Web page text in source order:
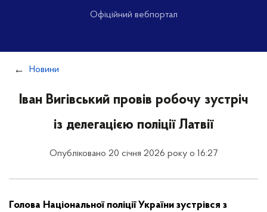
Офіційний вебпортал
Новини
Іван Вигівський провів робочу зустріч
із делегацією поліції Латвії
Опубліковано 20 січня 2026 року о 16:27
Голова Національної поліції України зустрівся з